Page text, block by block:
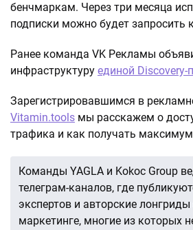
бенчмаркам. Через три месяца
подписки можно будет запросить
Ранее команда VK Рекламы
инфраструктуру единой
Зарегистрировавшимся в
Vitamin.tools мы расскажем о
трафика и как получать
Команды YAGLA и Kokoc Group
телеграм-каналов, где
экспертов и авторские лонгриды
маркетинге, многие из которых